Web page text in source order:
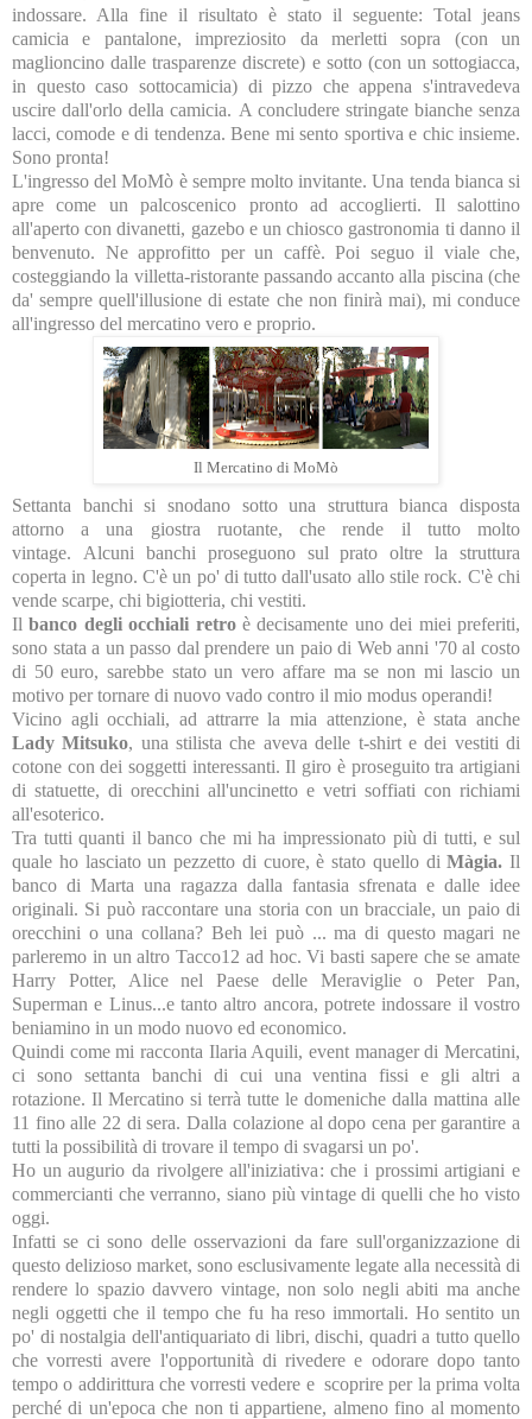
indossare. Alla fine il risultato è stato il seguente: Total jeans
camicia e pantalone, impreziosito da merletti sopra (con un
maglioncino dalle trasparenze discrete) e sotto (con un sottogiacca,
in questo caso sottocamicia) di pizzo che appena s'intravedeva
uscire dall'orlo della camicia. A concludere stringate bianche senza
lacci, comode e di tendenza. Bene mi sento sportiva e chic insieme.
Sono pronta!
L'ingresso del MoMò è sempre molto invitante. Una tenda bianca si
apre come un palcoscenico pronto ad accoglierti. Il salottino
all'aperto con divanetti, gazebo e un chiosco gastronomia ti danno il
benvenuto. Ne approfitto per un caffè. Poi seguo il viale che,
costeggiando la villetta-ristorante passando accanto alla piscina (che
da' sempre quell'illusione di estate che non finirà mai), mi conduce
all'ingresso del mercatino vero e proprio.
Il Mercatino di MoMò
Settanta banchi si snodano sotto una struttura bianca disposta
attorno a una giostra ruotante, che rende il tutto molto
vintage. Alcuni banchi proseguono sul prato oltre la struttura
coperta in legno. C'è un po' di tutto dall'usato allo stile rock. C'è chi
vende scarpe, chi bigiotteria, chi vestiti.
Ilbanco degli occhiali retroè decisamente uno dei miei preferiti,
sono stata a un passo dal prendere un paio di Web anni '70 al costo
di 50 euro, sarebbe stato un vero affare ma se non mi lascio un
motivo per tornare di nuovo vado contro il mio modus operandi!
Vicino agli occhiali, ad attrarre la mia attenzione, è stata anche
Lady Mitsuko, una stilista che aveva delle t-shirt e dei vestiti di
cotone con dei soggetti interessanti. Il giro è proseguito tra artigiani
di statuette, di orecchini all'uncinetto e vetri soffiati con richiami
all'esoterico.
Tra tutti quanti il banco che mi ha impressionato più di tutti, e sul
quale ho lasciato un pezzetto di cuore, è stato quello di Màgia. Il
banco di Marta una ragazza dalla fantasia sfrenata e dalle idee
originali. Si può raccontare una storia con un bracciale, un paio di
orecchini o una collana? Beh lei può ... ma di questo magari ne
parleremo in un altro Tacco12 ad hoc. Vi basti sapere che se amate
Harry Potter, Alice nel Paese delle Meraviglie o Peter Pan,
Superman e Linus...e tanto altro ancora, potrete indossare il vostro
beniamino in un modo nuovo ed economico.
Quindi come mi racconta Ilaria Aquili, event manager di Mercatini,
ci sono settanta banchi di cui una ventina fissi e gli altri a
rotazione. Il Mercatino si terrà tutte le domeniche dalla mattina alle
11 fino alle 22 di sera. Dalla colazione al dopo cena per garantire a
tutti la possibilità di trovare il tempo di svagarsi un po'.
Ho un augurio da rivolgere all'iniziativa: che i prossimi artigiani e
commercianti che verranno, siano più vintage di quelli che ho visto
oggi.
Infatti se ci sono delle osservazioni da fare sull'organizzazione di
questo delizioso market, sono esclusivamente legate alla necessità di
rendere lo spazio davvero vintage, non solo negli abiti ma anche
negli oggetti che il tempo che fu ha reso immortali. Ho sentito un
po' di nostalgia dell'antiquariato di libri, dischi, quadri a tutto quello
che vorresti avere l'opportunità di rivedere e odorare dopo tanto
tempo o addirittura che vorresti vedere e scoprire per la prima volta
perché di un'epoca che non ti appartiene, almeno fino al momento